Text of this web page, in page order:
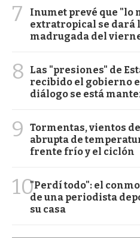
7
Inumet prevé que "lo
extratropical se dará
madrugada del
8
Las "presiones" de
recibido el gobierno
diálogo se está
9
Tormentas, vientos
abrupta de
frente frío y el ciclón
10"Perdí todo": el
de una periodista
su casa